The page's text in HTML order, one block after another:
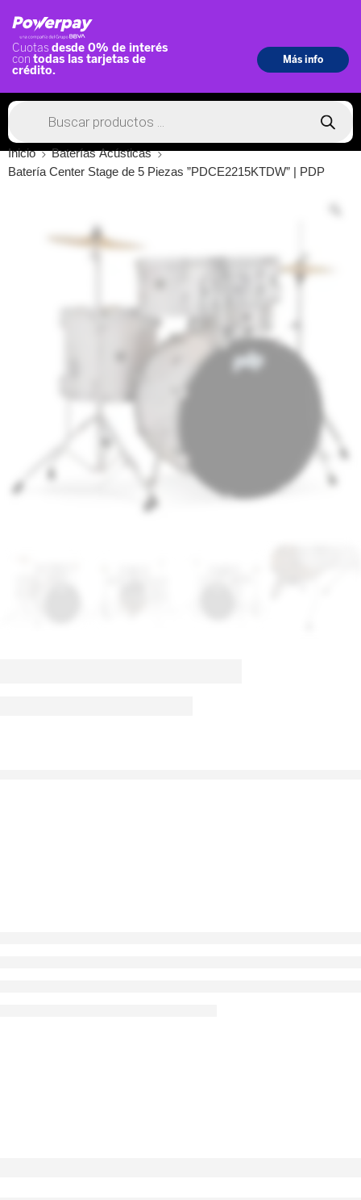
Inicio
Baterías Acústicas
Batería Center Stage de 5 Piezas ”PDCE2215KTDW” | PDP